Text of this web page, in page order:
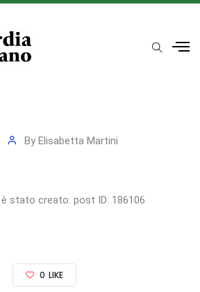
By Elisabetta Martini
stato creato: post ID: 186106
0 LIKE